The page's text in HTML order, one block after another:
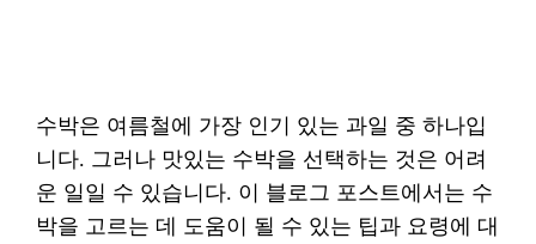
수박은 여름철에 가장 인기 있는 과일 중 하나입
니다. 그러나 맛있는 수박을 선택하는 것은 어려
운 일일 수 있습니다. 이 블로그 포스트에서는 수
박을 고르는 데 도움이 될 수 있는 팁과 요령에 대